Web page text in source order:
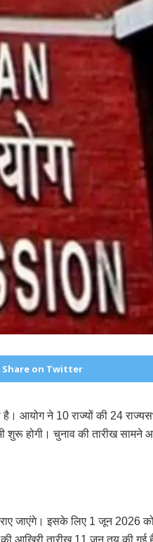
Share on Twitter
आयोग ने 10 राज्यों की 24
शुरू होगी। चुनाव की तारीख सामने
जाएंगे। इसके लिए 1 जून 2026 को